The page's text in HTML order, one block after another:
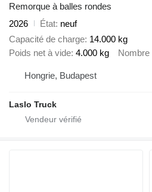
Remorque à balles rondes
2026
État neuf
Capacité de charge 14.000 kg
Poids net à vide 4.000 kg Nombre
Hongrie, Budapest
Laslo Truck